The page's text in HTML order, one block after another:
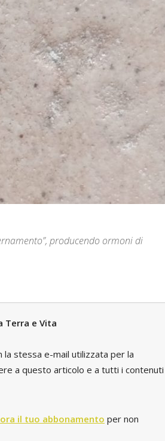
producendo ormoni di
Terra e Vita
la stessa e-mail utilizzata per la
a questo articolo e a tutti i contenuti
il tuo abbonamento per non